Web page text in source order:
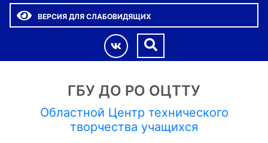
ВЕРСИЯ ДЛЯ СЛАБОВИДЯЩИХ
ГБУ ДО РО ОЦТТУ
Областной Центр технического
творчества учащихся